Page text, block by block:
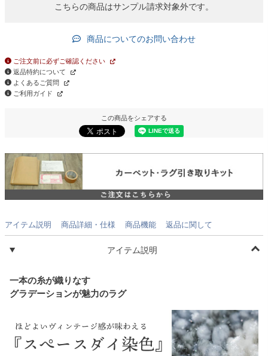
こちらの商品はサンプル請求対象外です。
商品についてのお問い合わせ
ご注文前に必ずご確認ください
返品特約について
よくあるご質問
ご利用ガイド
この商品をシェアする
アイテム説明 商品詳細・仕様 商品機能 返品に関して
アイテム説明
一本の糸が織りなす
グラデーションが魅力のラグ